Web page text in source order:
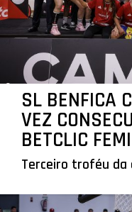
SL BENFICA
VEZ
BETCLIC
Terceiro troféu da